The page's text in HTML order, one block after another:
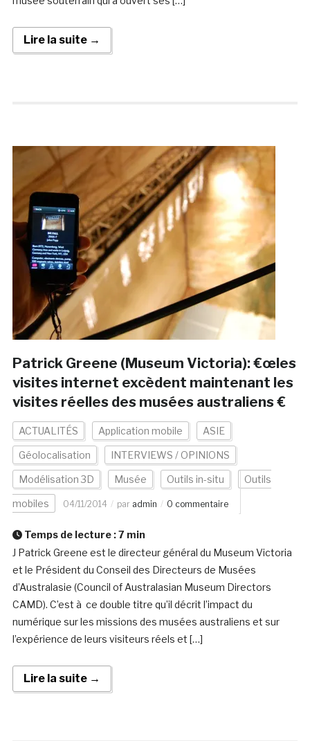
Lire la suite →
Patrick Greene (Museum Victoria): €œles
visites internet excèdent maintenant les
visites réelles des musées australiens €
ACTUALITÉS Application mobile ASIE
Géolocalisation INTERVIEWS / OPINIONS
Modélisation 3D Musée Outils in-situ Outils
mobiles 04/11/2014 par admin 0 commentaire
Temps de lecture :7 min
J Patrick Greene est le directeur général du Museum Victoria
et le Président du Conseil des Directeurs de Musées
d’Australasie (Council of Australasian Museum Directors
CAMD). C’est à ce double titre qu’il décrit l’impact du
numérique sur les missions des musées australiens et sur
l’expérience de leurs visiteurs réels et […]
Lire la suite →